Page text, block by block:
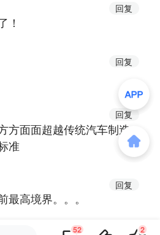
回复
！
回复
回复
方面面超越传统汽车制造
准
回复
最高境界。。。
52 2